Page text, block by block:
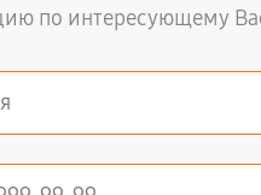
по интересующему